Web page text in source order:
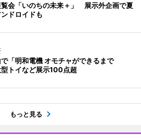
会「いのちの未来＋」 展示外企画で夏
ドロイドも
「明和電機 オモチャができるまで
トイなど展示100点超
もっと見る